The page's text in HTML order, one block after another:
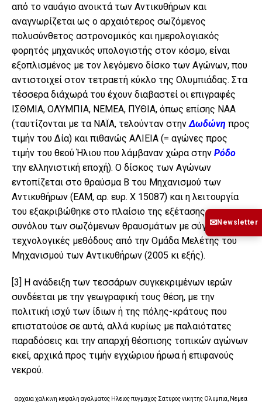
από το ναυάγιο ανοικτά των Αντικυθήρων και
αναγνωρίζεται ως ο αρχαιότερος σωζόμενος
πολυσύνθετος αστρονομικός και ημερολογιακός
φορητός μηχανικός υπολογιστής στον κόσμο, είναι
εξοπλισμένος με τον λεγόμενο δίσκο των Αγώνων, που
αντιστοιχεί στον τετραετή κύκλο της Ολυμπιάδας. Στα
τέσσερα διάχωρά του έχουν διαβαστεί οι επιγραφές
ΙΣΘΜΙΑ, ΟΛΥΜΠΙΑ, ΝΕΜΕΑ, ΠΥΘΙΑ, όπως επίσης ΝΑΑ
(ταυτίζονται με τα ΝΑΪΑ, τελούνταν στην Δωδώνη προς
τιμήν του Δία) και πιθανώς ΑΛΙΕΙΑ (= αγώνες προς
τιμήν του θεού Ήλιου που λάμβαναν χώρα στην Ρόδο
την ελληνιστική εποχή). Ο δίσκος των Αγώνων
εντοπίζεται στο θραύσμα Β του Μηχανισμού των
Αντικυθήρων (ΕΑΜ, αρ. ευρ. Χ 15087) και η λειτουργία
του εξακριβώθηκε στο πλαίσιο της εξέτασης του
συνόλου των σωζόμενων θραυσμάτων με σύγχρονες
τεχνολογικές μεθόδους από την Ομάδα Μελέτης του
Μηχανισμού των Αντικυθήρων (2005 κι εξής).
[3]
Η ανάδειξη των τεσσάρων συγκεκριμένων ιερών
συνδέεται με την γεωγραφική τους θέση, με την
πολιτική ισχύ των ίδιων ή της πόλης-κράτους που
επιστατούσε σε αυτά, αλλά κυρίως με παλαιότατες
παραδόσεις και την απαρχή θέσπισης τοπικών αγώνων
εκεί, αρχικά προς τιμήν εγχώριου ήρωα ή επιφανούς
νεκρού.
αρχαια χαλκινη κεφαλη αγαλματος Ηλειος πυγμαχος Σατυρος νικητης Ολυμπια, Nεμεα
✉Newsletter